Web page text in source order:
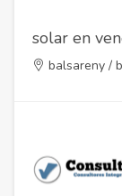
solar en
balsareny /